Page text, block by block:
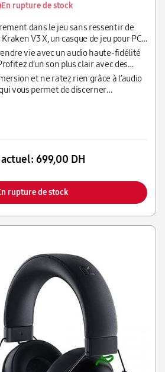
En rupture de stock
dans le jeu sans ressentir de
V3 X, un casque de jeu pour PC
encore et encore. Amélioré avec
TriForce brevetés au son
vous fera profiter d’une expérience
vie avec un audio haute-fidélité
d’un son plus clair avec des
que de basses plus puissantes avec
trois parties qui se concentrent sur
et ne ratez rien grâce à l’audio
vous permet de discerner
699,00 DH
rupture de stock